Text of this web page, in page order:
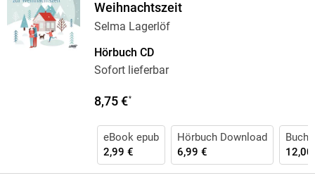
Weihnachtszeit
Selma Lagerlöf
Hörbuch CD
Sofort lieferbar
8,75 €*
eBook epub
2,99 €
Hörbuch Download
6,99 €
Buch
12,00